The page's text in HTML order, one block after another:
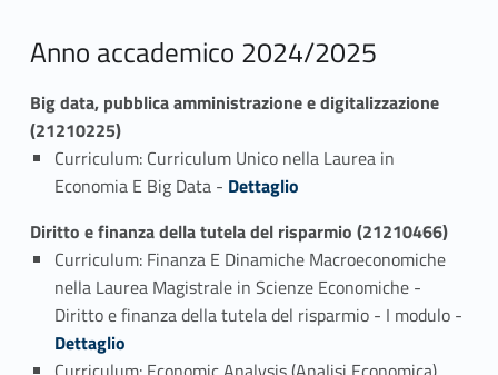
Anno accademico 2024/2025
Big data, pubblica amministrazione e digitalizzazione
(21210225)
Curriculum: Curriculum Unico nella Laurea in
Economia E Big Data - Link identifier #identifier_person_116014-1
Dettaglio
Diritto e finanza della tutela del risparmio (21210466)
Curriculum: Finanza E Dinamiche Macroeconomiche
nella Laurea Magistrale in Scienze Economiche -
Diritto e finanza della tutela del risparmio - I modulo -
Dettaglio